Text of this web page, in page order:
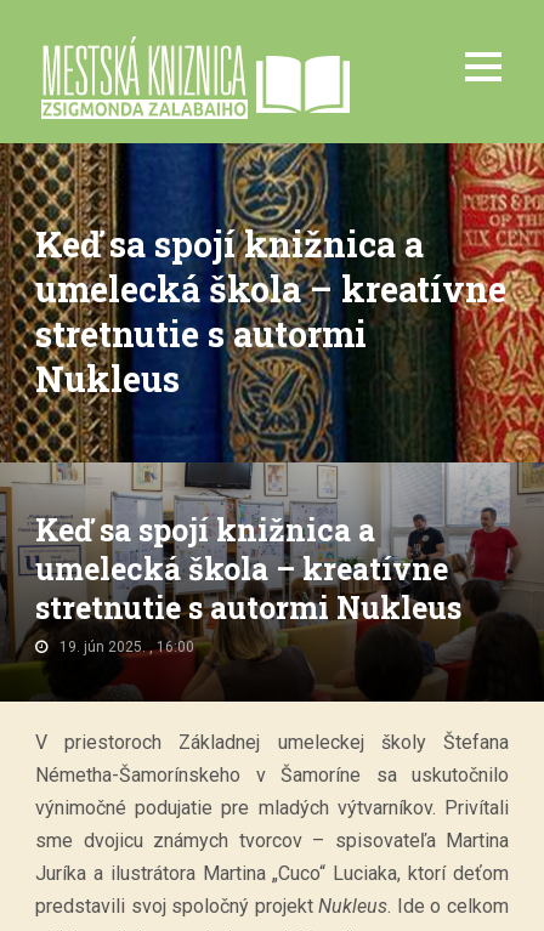
Keď sa spojí knižnica a
umelecká škola – kreatívne
stretnutie s autormi
Nukleus
Keď sa spojí knižnica a
umelecká škola – kreatívne
stretnutie s autormi Nukleus
19. jún 2025. , 16:00
V priestoroch Základnej umeleckej školy Štefana
Németha-Šamorínskeho v Šamoríne sa uskutočnilo
výnimočné podujatie pre mladých výtvarníkov. Privítali
sme dvojicu známych tvorcov – spisovateľa Martina
Juríka a ilustrátora Martina „Cuco“ Luciaka, ktorí deťom
predstavili svoj spoločný projektNukleus. Ide o celkom